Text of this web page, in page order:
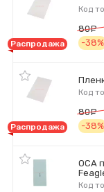
Код
Распродажа
80
-38%
Код
Распродажа
80
-38%
OCA
Код